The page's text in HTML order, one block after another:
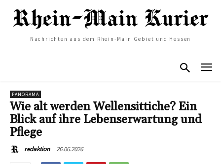
Nachrichten aus dem Rhein-Main Gebiet und Hessen
PANORAMA
Wie alt werden Wellensittiche? Ein
Blick auf ihre Lebenserwartung und
Pflege
redaktion 26.06.2026